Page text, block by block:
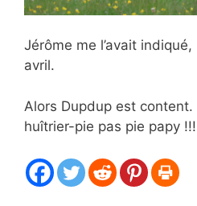
Jérôme me l’avait indiqué,
avril.
Alors Dupdup est content.
huîtrier-pie pas pie papy !!!